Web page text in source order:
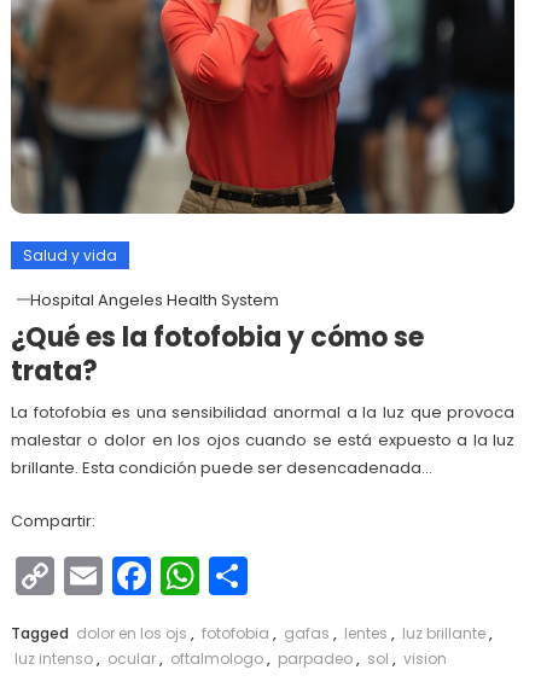
Salud y vida
Hospital Angeles Health System
¿Qué es la fotofobia y cómo se
trata?
La fotofobia es una sensibilidad anormal a la luz que provoca
malestar o dolor en los ojos cuando se está expuesto a la luz
brillante. Esta condición puede ser desencadenada…
Compartir:
Copy
Link
EmailFacebook
WhatsApp
Compartir
Tagged dolor en los ojs , fotofobia , gafas , lentes , luz brillante,
luz intenso, ocular, oftalmologo, parpadeo, sol , vision